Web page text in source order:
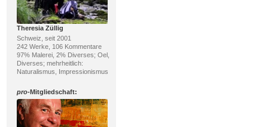
Theresia Züllig
Schweiz, seit 2001
242 Werke, 106 Kommentare
97% Malerei, 2% Diverses; Oel,
Diverses; mehrheitlich:
Naturalismus, Impressionismus
pro-Mitgliedschaft: